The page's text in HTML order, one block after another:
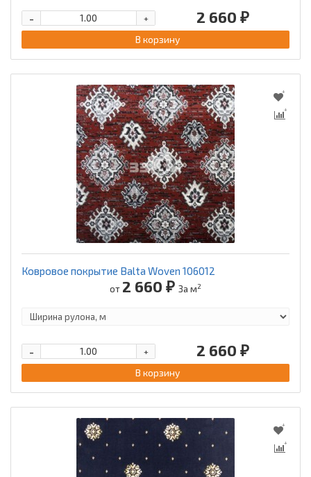
2 660 ₽
+
-
В корзину
Ковровое покрытие Balta Woven 106012
от 2 660 ₽ За м2
2 660 ₽
+
-
В корзину